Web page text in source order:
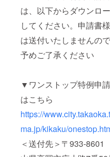
は、以下からダウンロ
してください。申請書
は送付いたしませんので
予めご了承ください
▼ワンストップ特例申
はこちら
https://
ma.jp/kikaku/
＜送付先＞〒933-